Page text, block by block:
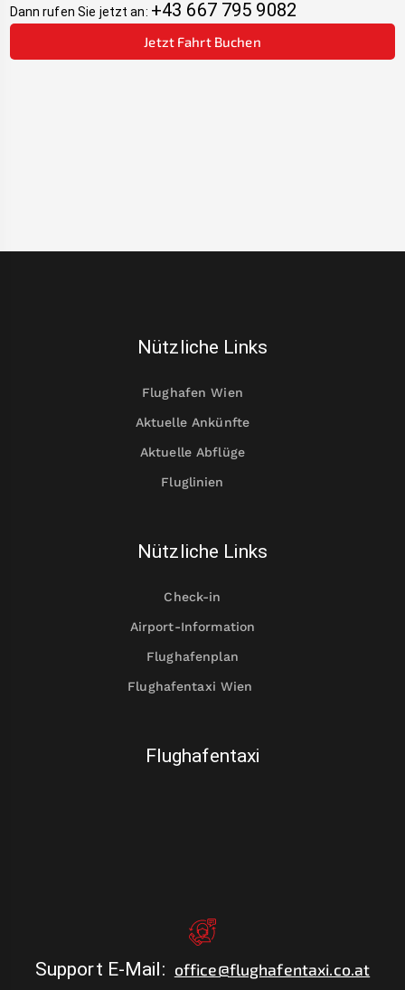
Dann rufen Sie jetzt an: +43 667 795 9082
Jetzt Fahrt Buchen
Nützliche Links
Flughafen Wien
Aktuelle Ankünfte
Aktuelle Abflüge
Fluglinien
Nützliche Links
Check-in
Airport-Information
Flughafenplan
Flughafentaxi Wien
Flughafentaxi
Support E-Mail: office@flughafentaxi.co.at